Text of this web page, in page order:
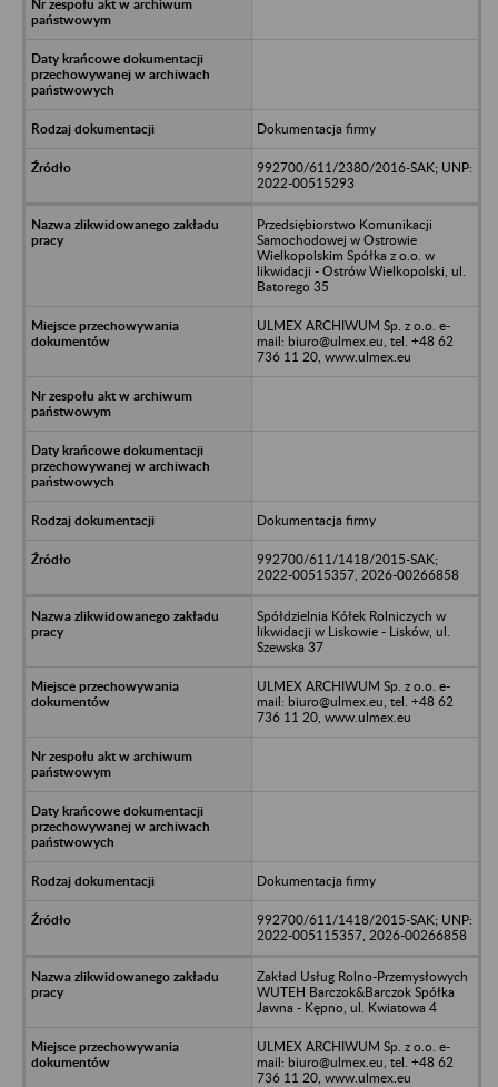
Dokumentacja firmy
992700/611/2380/2016-SAK; UNP:
2022-00515293
Przedsiębiorstwo Komunikacji
Samochodowej w Ostrowie
Wielkopolskim Spółka z o.o. w
likwidacji - Ostrów Wielkopolski, ul.
Batorego 35
ULMEX ARCHIWUM Sp. z o.o. e-
mail: biuro@ulmex.eu, tel. +48 62
736 11 20, www.ulmex.eu
Dokumentacja firmy
992700/611/1418/2015-SAK;
2022-00515357, 2026-00266858
Spółdzielnia Kółek Rolniczych w
likwidacji w Liskowie - Lisków, ul.
Szewska 37
ULMEX ARCHIWUM Sp. z o.o. e-
mail: biuro@ulmex.eu, tel. +48 62
736 11 20, www.ulmex.eu
Dokumentacja firmy
992700/611/1418/2015-SAK; UNP:
2022-005115357, 2026-00266858
Zakład Usług Rolno-Przemysłowych
WUTEH Barczok&Barczok Spółka
Jawna - Kępno, ul. Kwiatowa 4
ULMEX ARCHIWUM Sp. z o.o. e-
mail: biuro@ulmex.eu, tel. +48 62
736 11 20, www.ulmex.eu